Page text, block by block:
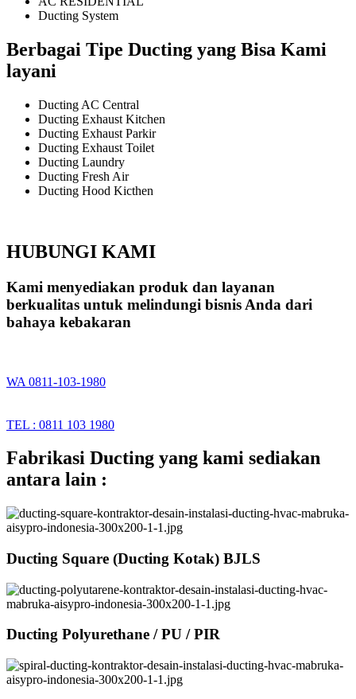
Ducting System
Berbagai Tipe Ducting yang Bisa Kami
layani
Ducting AC Central
Ducting Exhaust Kitchen
Ducting Exhaust Parkir
Ducting Exhaust Toilet
Ducting Laundry
Ducting Fresh Air
Ducting Hood Kicthen
HUBUNGI KAMI
Kami menyediakan produk dan layanan
berkualitas untuk melindungi bisnis Anda dari
bahaya kebakaran
WA 0811-103-1980
TEL : 0811 103 1980
Fabrikasi Ducting yang kami sediakan
antara lain :
Ducting Square (Ducting Kotak) BJLS
Ducting Polyurethane / PU / PIR